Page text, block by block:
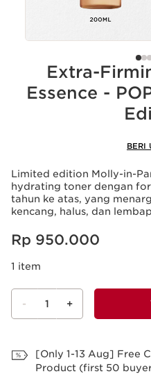
Extra-
Essence -
BERI
Limited edition Molly-in-
hydrating toner dengan
tahun ke atas, yang
kencang, halus, dan
Harga sekarang Rp 950.000
Rp 950.000
1 item
- 1 +
[Only 1-13 Aug] Free
Product (first 50